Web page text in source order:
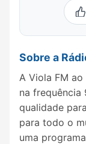
Sobre a
A Viola FM
na frequência
qualidade
para todo o
uma